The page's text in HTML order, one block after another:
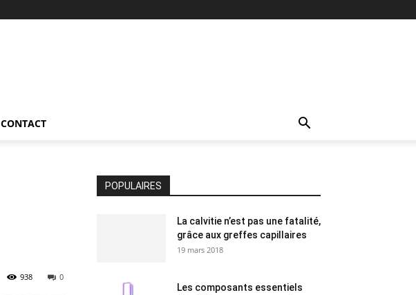
CONTACT
0
938
POPULAIRES
La calvitie n’est pas une fatalité,
grâce aux greffes capillaires
19 mars 2018
Les composants essentiels